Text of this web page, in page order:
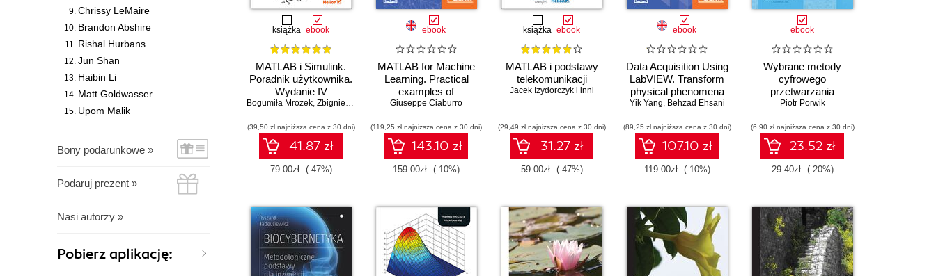
Chrissy LeMaire
Brandon Abshire
Rishal Hurbans
Jun Shan
Haibin Li
Matt Goldwasser
Upom Malik
Bony podarunkowe »
Podaruj prezent »
Nasi autorzy »
Pobierz aplikację:
książka ebook
MATLAB i Simulink.
Poradnik użytkownika.
Wydanie IV
Bogumiła Mrozek, Zbigniew Mrozek
(39,50 zł najniższa cena z 30 dni)
41.87 zł
79.00zł (-47%)
ebook
MATLAB for Machine
Learning. Practical
examples of
regression, clustering
Giuseppe Ciaburro
(119,25 zł najniższa cena z 30 dni)
143.10 zł
159.00zł (-10%)
książka ebook
MATLAB i podstawy
telekomunikacji
Jacek Izydorczyk i inni
(29,49 zł najniższa cena z 30 dni)
31.27 zł
59.00zł (-47%)
ebook
Data Acquisition Using
LabVIEW. Transform
physical phenomena
into computer-
truly object-oriented
language
Yik Yang, Behzad Ehsani
(89,25 zł najniższa cena z 30 dni)
107.10 zł
119.00zł (-10%)
ebook
Wybrane metody
cyfrowego
przetwarzania
sygnałów z
programów w Matlabie
Piotr Porwik
(6,90 zł najniższa cena z 30 dni)
23.52 zł
29.40zł (-20%)